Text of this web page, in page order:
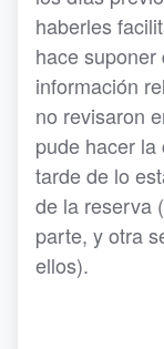
haberles
hace
información
no revisaron
pude hacer
tarde de lo
de la reserva
parte, y otra
ellos).